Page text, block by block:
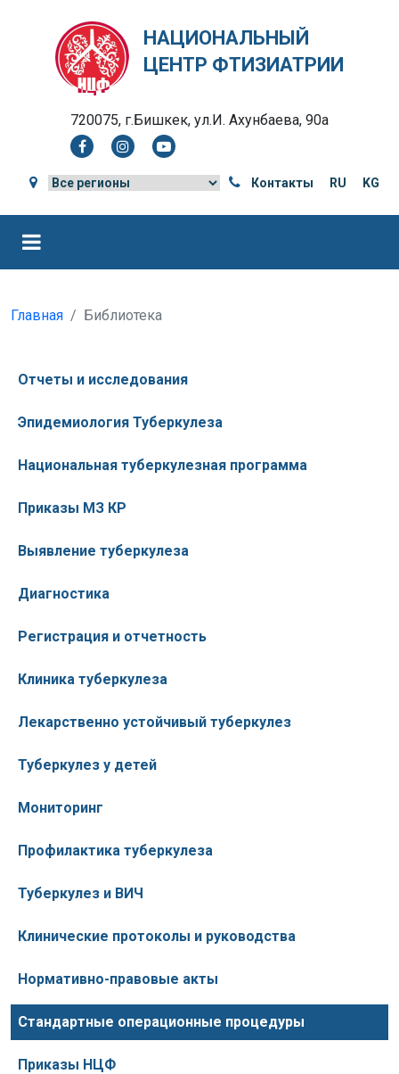
НАЦИОНАЛЬНЫЙ
ЦЕНТР ФТИЗИАТРИИ
720075, г.Бишкек, ул.И. Ахунбаева, 90а
Контакты RU KG
Главная Библиотека
Отчеты и исследования
Эпидемиология Туберкулеза
Национальная туберкулезная программа
Приказы МЗ КР
Выявление туберкулеза
Диагностика
Регистрация и отчетность
Клиника туберкулеза
Лекарственно устойчивый туберкулез
Туберкулез у детей
Мониторинг
Профилактика туберкулеза
Туберкулез и ВИЧ
Клинические протоколы и руководства
Нормативно-правовые акты
Стандартные операционные процедуры
Приказы НЦФ